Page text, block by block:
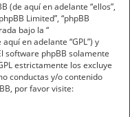
(de aquí en adelante “ellos”,
Limited”, “phpBB
bajo la “
aquí en adelante “GPL”) y
software phpBB solamente
estrictamente los excluye
conductas y/o contenido
por favor visite: